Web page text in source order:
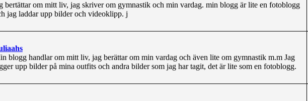
bertättar om mitt liv, jag skriver om gymnastik och min vardag. min blogg är lite en fotoblogg
jag laddar upp bilder och videoklipp. j
blogg handlar om mitt liv, jag berättar om min vardag och även lite om gymnastik m.m Jag
upp bilder på mina outfits och andra bilder som jag har tagit, det är lite som en fotoblogg.